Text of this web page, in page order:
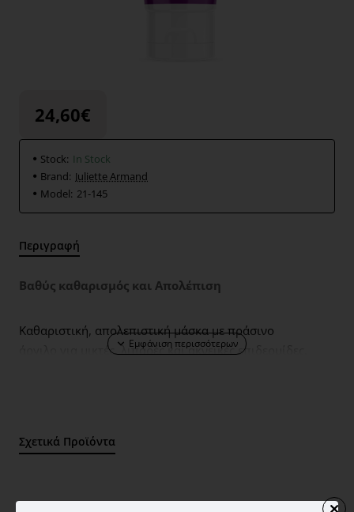
24,60€
Stock: In Stock
Brand: Juliette Armand
Model: 21-145
Περιγραφή
Βαθύς καθαρισμός και Απολέπιση
Καθαριστική, απολεπιστική μάσκα με πράσινο
άργιλο για μικτές, λιπαρές και ακνεϊκές επιδερμίδες.
ΤΡΟΠΟΣ ΧΡΗΣΗΣ: Απλώνετε μικρή ποσότητα σε όλο το
πρόσωπο κάνοντας ελαφρύ μασάζ, για λίγα λεπτά.
Σχετικά Προϊόντα